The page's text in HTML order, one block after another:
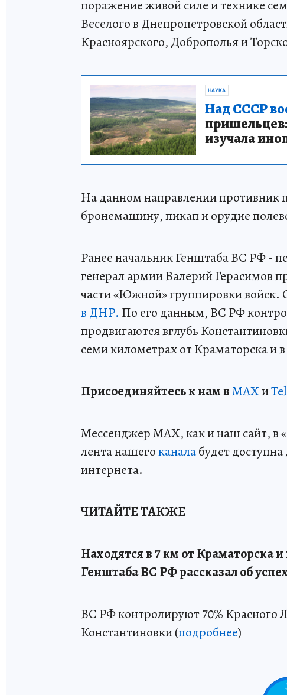
поражение живой силе и технике
Веселого в Днепропетровской
Красноярского, Доброполья и
НАУКА
Над СССР
пришельцев:
изучала
На данном направлении противник
бронемашину, пикап и орудие
Ранее начальник Генштаба ВС РФ -
генерал армии Валерий Герасимов
части «Южной» группировки войск.
в ДНР. По его данным, ВС РФ
продвигаются вглубь
семи километрах от Краматорска и
Присоединяйтесь к нам вMAXи
Мессенджер MAX, как и наш сайт, в
лента нашегоканалабудет
интернета.
ЧИТАЙТЕ ТАКЖЕ
Находятся в 7 км от Краматорска
Генштаба ВС РФ рассказал об
ВС РФ контролируют 70% Красного
Константиновки (подробнее)